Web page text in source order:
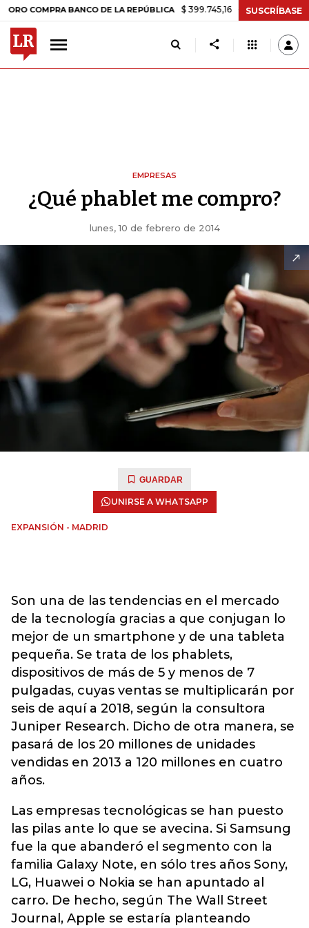
BANCO DE LA REPÚBLICA $ 399.745,16 +$ 2.295,71 +0,58%
SUSCRÍBASE
EMPRESAS
¿Qué phablet me compro?
lunes, 10 de febrero de 2014
GUARDAR
UNIRSE A WHATSAPP
EXPANSIÓN - MADRID
Son una de las tendencias en el mercado
de la tecnología gracias a que conjugan lo
mejor de un smartphone y de una tableta
pequeña. Se trata de los phablets,
dispositivos de más de 5 y menos de 7
pulgadas, cuyas ventas se multiplicarán por
seis de aquí a 2018, según la consultora
Juniper Research. Dicho de otra manera, se
pasará de los 20 millones de unidades
vendidas en 2013 a 120 millones en cuatro
años.
Las empresas tecnológicas se han puesto
las pilas ante lo que se avecina. Si Samsung
fue la que abanderó el segmento con la
familia Galaxy Note, en sólo tres años Sony,
LG, Huawei o Nokia se han apuntado al
carro. De hecho, según The Wall Street
Journal, Apple se estaría planteando